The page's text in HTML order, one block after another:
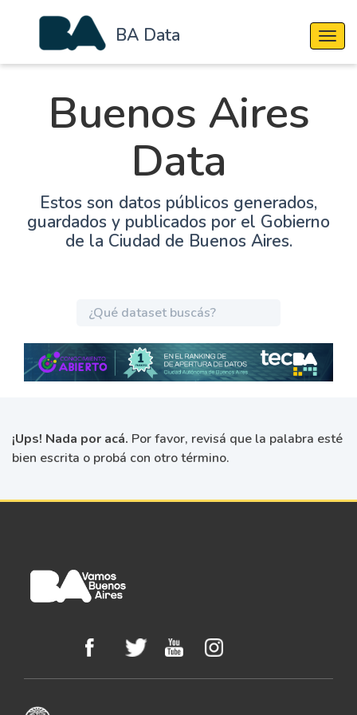
BA Data
Buenos Aires
Data
Estos son datos públicos generados,
guardados y publicados por el Gobierno
de la Ciudad de Buenos Aires.
¡Ups! Nada por acá. Por favor, revisá que la palabra esté
bien escrita o probá con otro término.